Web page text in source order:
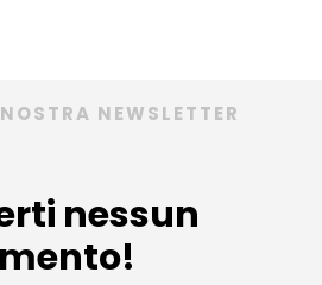
NEWSLETTER
nessun